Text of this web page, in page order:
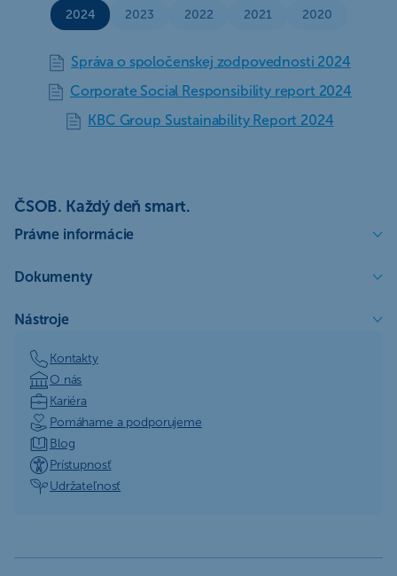
2024 2023 2022 2021 2020
Správa o spoločenskej zodpovednosti 2024
Corporate Social Responsibility report 2024
KBC Group Sustainability Report 2024
ČSOB. Každý deň smart.
Právne informácie
Dokumenty
Nástroje
Kontakty
O nás
Kariéra
Pomáhame a podporujeme
Blog
Prístupnosť
Udržateľnosť